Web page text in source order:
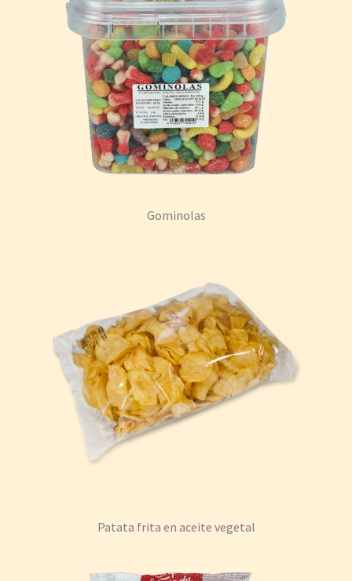
Gominolas
Patata frita en aceite vegetal